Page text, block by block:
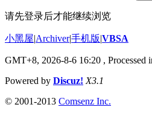
请先登录后才能继续浏览
小黑屋|Archiver|手机版|VBSA
GMT+8, 2026-8-6 16:20 , Processed
Powered by Discuz! X3.1
© 2001-2013 Comsenz Inc.